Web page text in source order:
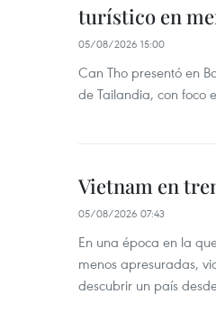
turístico en
05/08/2026 15:00
Can Tho presentó en
de Tailandia, con foco
Vietnam en
05/08/2026 07:43
En una época en la
menos apresuradas,
descubrir un país